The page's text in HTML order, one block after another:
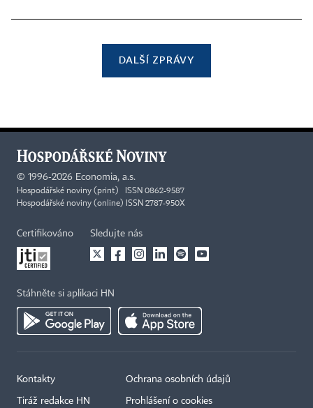
DALŠÍ ZPRÁVY
© 1996-2026 Economia, a.s.
Hospodářské noviny (print) ISSN 0862-9587
Hospodářské noviny (online) ISSN 2787-950X
Certifikováno Sledujte nás
Stáhněte si aplikaci HN
Kontakty
Tiráž redakce HN
Ochrana osobních údajů
Prohlášení o cookies